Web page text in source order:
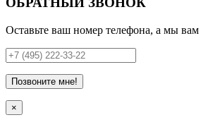
Оставьте ваш номер телефона, а мы
Позвоните мне!
×